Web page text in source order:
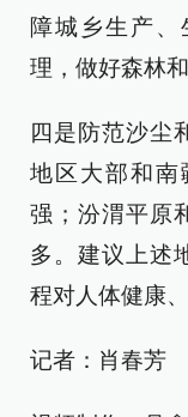
障城乡生产
理，做好森林
四是防范沙尘
地区大部和南
强；汾渭平原
多。建议上述
程对人体健康
记者：肖春芳